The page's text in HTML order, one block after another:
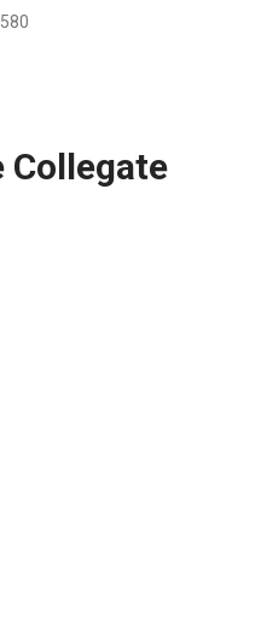
Collegate